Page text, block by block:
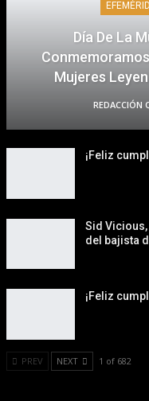
Día De La
Mujeres
REDACCIÓN
¡Feliz
Sid
del bajista
¡Feliz
PREV NEXT 1 of 682